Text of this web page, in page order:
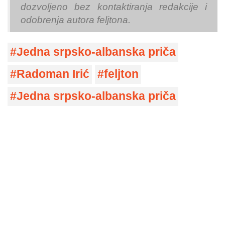
dozvoljeno bez kontaktiranja redakcije i
odobrenja autora feljtona.
Jedna srpsko-albanska priča
Radoman Irić
feljton
Jedna srpsko-albanska priča